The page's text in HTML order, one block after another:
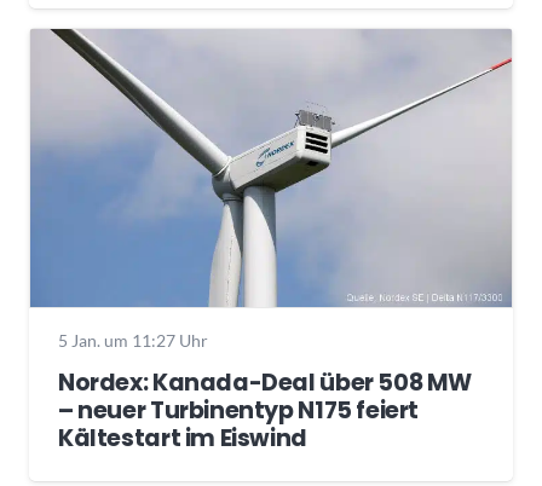
5 Jan. um 11:27 Uhr
Nordex: Kanada-Deal über 508 MW
– neuer Turbinentyp N175 feiert
Kältestart im Eiswind